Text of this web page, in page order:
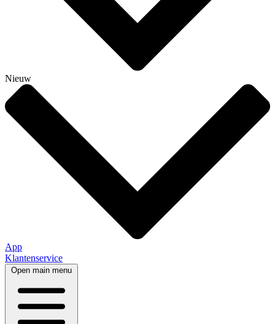
Nieuw
App
Klantenservice
Open main menu